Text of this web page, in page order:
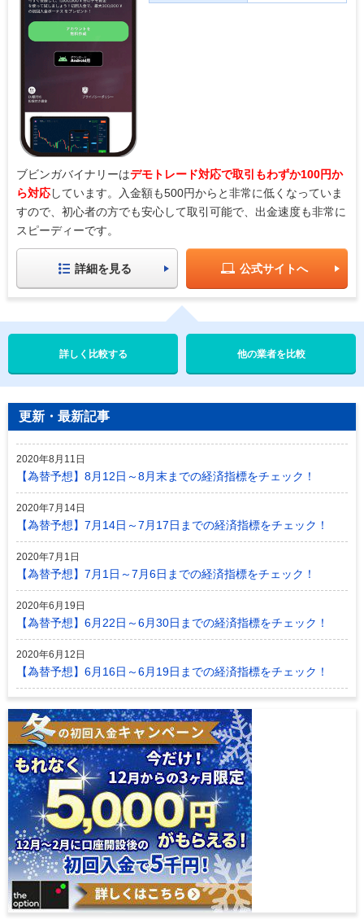
ブビンガバイナリーはデモトレード対応で取引もわずか100円か
ら対応しています。入金額も500円からと非常に低くなっていま
すので、初心者の方でも安心して取引可能で、出金速度も非常に
スピーディーです。
詳細を見る 公式サイトへ
他の業者を比較
更新・最新記事
2020年8月11日
【為替予想】8月12日～8月末までの経済指標をチェック！
2020年7月14日
【為替予想】7月14日～7月17日までの経済指標をチェック！
2020年7月1日
【為替予想】7月1日～7月6日までの経済指標をチェック！
2020年6月19日
【為替予想】6月22日～6月30日までの経済指標をチェック！
2020年6月12日
【為替予想】6月16日～6月19日までの経済指標をチェック！